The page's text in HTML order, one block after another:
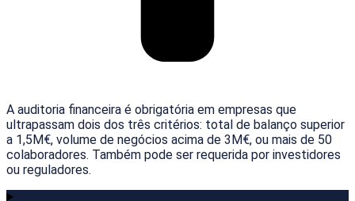
A auditoria financeira é obrigatória em empresas que
ultrapassam dois dos três critérios: total de balanço superior
a 1,5M€, volume de negócios acima de 3M€, ou mais de 50
colaboradores. Também pode ser requerida por investidores
ou reguladores.